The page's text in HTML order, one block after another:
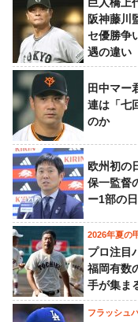
阪神藤川
セ優勝争
遇の違い
田中マー
連は「七
のか
欧州初の
保一監督
ー1部の
2026年夏の
プロ注目
福岡有数
手が集ま
フラッシュ